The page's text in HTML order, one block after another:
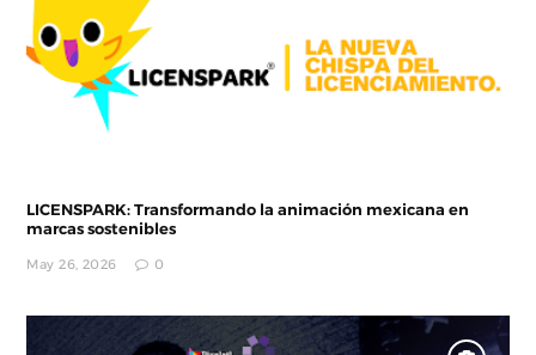
LICENSPARK: Transformando la animación mexicana en
marcas sostenibles
May 26, 2026 0